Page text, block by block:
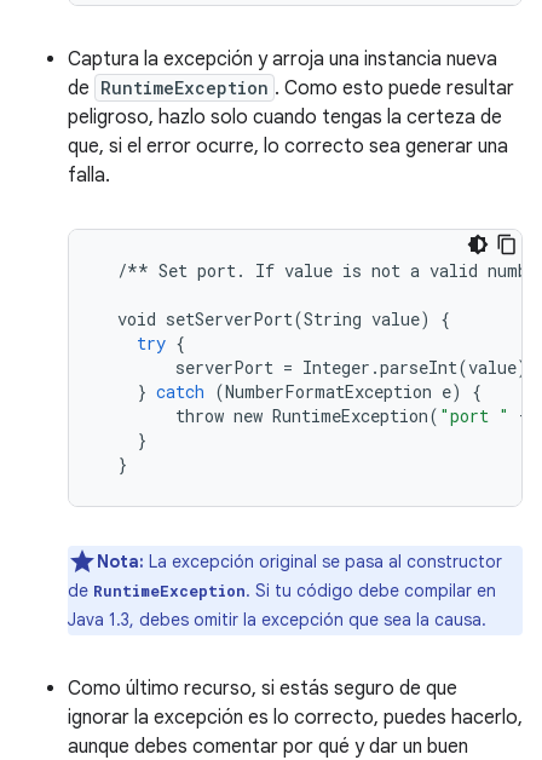
Captura la excepción y arroja una instancia nueva
de RuntimeException . Como esto puede resultar
peligroso, hazlo solo cuando tengas la certeza de
que, si el error ocurre, lo correcto sea generar una
falla.
/** Set port. If value is not a valid
void setServerPort(String value)
{
try {
serverPort = Integer .parseInt(value);
} catch (NumberFormatException e)
{
throw new RuntimeException( "port " +
}
}
Nota: La excepción original se pasa al constructor
de RuntimeException. Si tu código debe compilar en
Java 1.3, debes omitir la excepción que sea la causa.
Como último recurso, si estás seguro de que
ignorar la excepción es lo correcto, puedes hacerlo,
aunque debes comentar por qué y dar un buen